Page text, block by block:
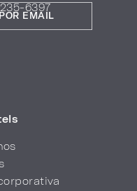
6397
EMAIL